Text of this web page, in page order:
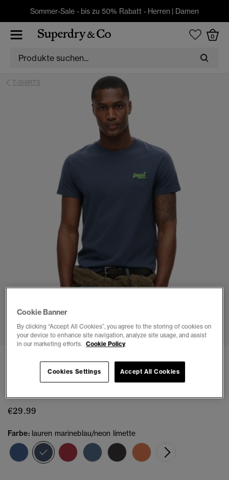
Sommer-Sale - bis zu 50% Rabatt - Herren | Damen
0
T-SHIRTS
3 FÜR €65
Bio-Baumwolle Essential Logo T-Shirt
€29.99
Farbe: lauren marineblau/neon limette
Ausgewählt
Cookie Banner
By clicking “Accept All Cookies”, you agree to the storing of cookies on
your device to enhance site navigation, analyze site usage, and assist
in our marketing efforts. Cookie Policy
Accept All Cookies
Cookies Settings